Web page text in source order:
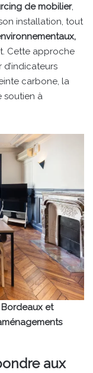
de mobilier,
installation, tout
Cette approche
carbone, la
soutien à
Bordeaux et
aux